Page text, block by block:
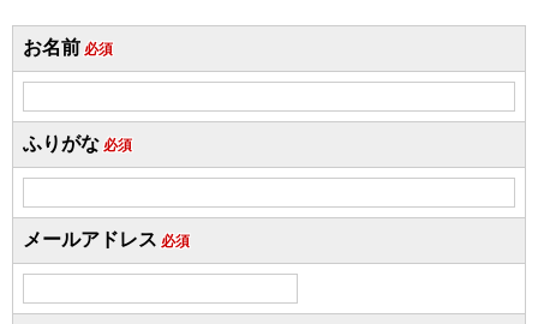
お名前 必須
ふりがな 必須
メールアドレス 必須